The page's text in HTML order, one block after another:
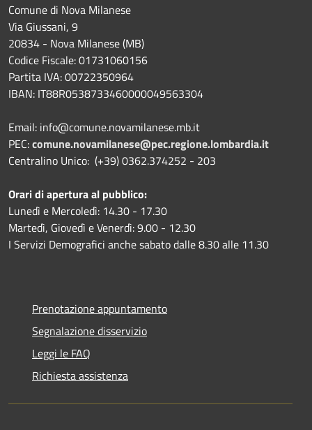
Comune di Nova Milanese
Via Giussani, 9
20834 - Nova Milanese (MB)
Codice Fiscale: 01731060156
Partita IVA: 00722350964
IBAN: IT88R0538733460000049563304
Email: info@comune.novamilanese.mb.it
PEC:comune.novamilanese@pec.regione.lombardia.it
Centralino Unico: (+39) 0362.374252 - 203
Orari di apertura al pubblico:
Lunedì e Mercoledì: 14.30 - 17.30
Martedì, Giovedì e Venerdì: 9.00 - 12.30
I Servizi Demografici anche sabato dalle 8.30 alle 11.30
Prenotazione appuntamento
Segnalazione disservizio
Leggi le FAQ
Richiesta assistenza